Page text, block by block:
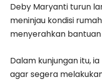
Deby Maryanti turun
meninjau kondisi
menyerahkan
Dalam kunjungan itu,
agar segera